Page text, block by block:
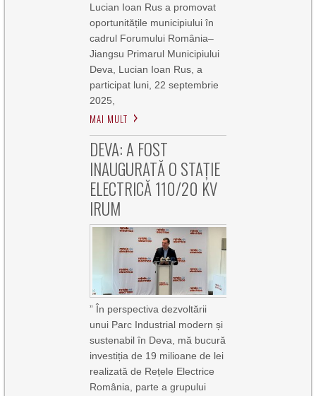
Lucian Ioan Rus a promovat
oportunitățile municipiului în
cadrul Forumului România–
Jiangsu Primarul Municipiului
Deva, Lucian Ioan Rus, a
participat luni, 22 septembrie
2025,
MAI MULT
DEVA: A FOST
INAUGURATĂ O STAȚIE
ELECTRICĂ 110/20 KV
IRUM
” În perspectiva dezvoltării
unui Parc Industrial modern și
sustenabil în Deva, mă bucură
investiția de 19 milioane de lei
realizată de Rețele Electrice
România, parte a grupului